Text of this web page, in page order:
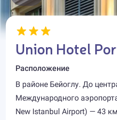
Union Hotel
Расположение
В районе Бейоглу. До
Международного
New Istanbul Airport) — 43